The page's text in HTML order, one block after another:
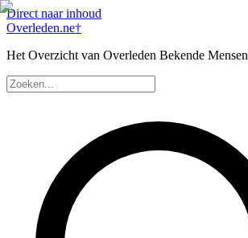
Direct naar inhoud
Overleden.ne†
Het Overzicht van Overleden Bekende Mensen